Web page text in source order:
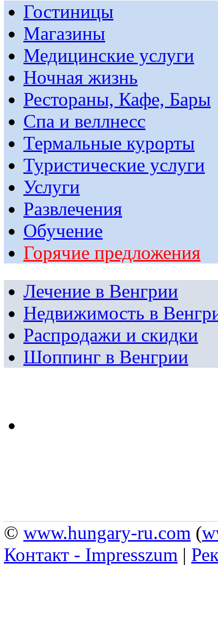
Гостиницы
Магазины
Медицинские услуги
Ночная жизнь
Рестораны, Кафе, Бары
Спа и веллнесс
Термальные курорты
Туристические услуги
Услуги
Развлечения
Обучение
Горячие предложения
Лечение в Венгрии
Недвижимость в
Распродажи и скидки
Шоппинг в Венгрии
© www.hungary-ru.com (
Контакт - Impresszum |